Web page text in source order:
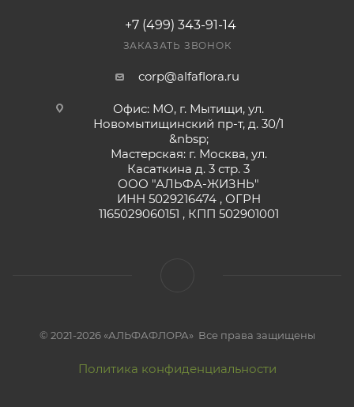
+7 (499) 343-91-14
ЗАКАЗАТЬ ЗВОНОК
corp@alfaflora.ru
Офис: МО, г. Мытищи, ул.
Новомытищинский пр-т, д. 30/1
&nbsp;
Мастерская: г. Москва, ул.
Касаткина д. 3 стр. 3
ООО "АЛЬФА-ЖИЗНЬ"
ИНН 5029216474 , ОГРН
1165029060151 , КПП 502901001
© 2021-2026 «АЛЬФАФЛОРА» Все права защищены
Политика конфиденциальности